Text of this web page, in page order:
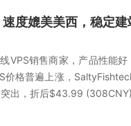
度媲美美西，稳定建
VPS销售商家，产品性能
价格普遍上涨，
出，折后$43.99